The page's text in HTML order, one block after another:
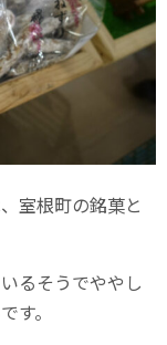
室根町の銘菓と
るそうでややし
す。